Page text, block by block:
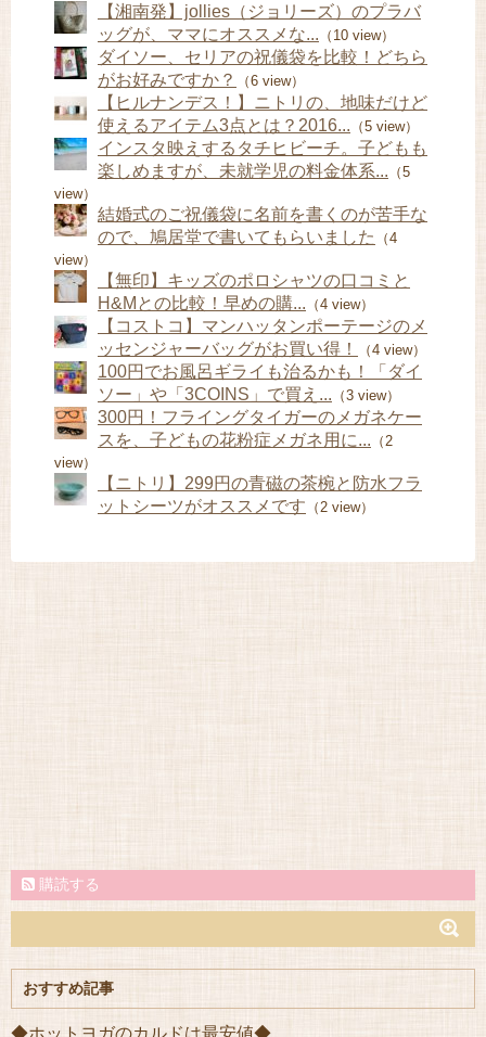
【湘南発】jollies（ジョリーズ）のプラバ
ッグが、ママにオススメな... （10 view）
ダイソー、セリアの祝儀袋を比較！どちら
がお好みですか？
（6 view）
【ヒルナンデス！】ニトリの、地味だけど
使えるアイテム3点とは？2016... （5 view）
インスタ映えするタチヒビーチ。子どもも
楽しめますが、未就学児の料金体系... （5
view）
結婚式のご祝儀袋に名前を書くのが苦手な
ので、鳩居堂で書いてもらいました
（4
view）
【無印】キッズのポロシャツの口コミと
H&Mとの比較！早めの購... （4 view）
【コストコ】マンハッタンポーテージのメ
ッセンジャーバッグがお買い得！
（4 view）
100円でお風呂ギライも治るかも！「ダイ
ソー」や「3COINS」で買え... （3 view）
300円！フライングタイガーのメガネケー
スを、子どもの花粉症メガネ用に... （2
view）
【ニトリ】299円の青磁の茶椀と防水フラ
ットシーツがオススメです （2 view）
購読する
おすすめ記事